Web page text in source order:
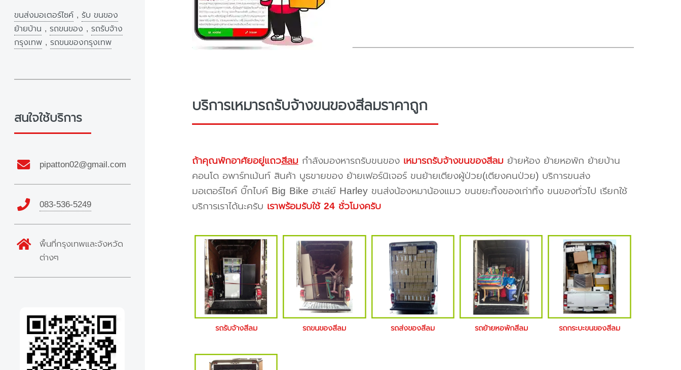
บริการเหมารถรับจ้างขนของสีลมราคาถูก
ถ้าคุณพักอาศัยอยู่แถวสีลมกำลังมองหารถรับขนของ เหมารถรับจ้างขนของสีลม ย้ายห้อง ย้ายหอพัก ย้ายบ้าน
คอนโด อพาร์ทเม้นท์ สินค้า บูธขายของ ย้ายเฟอร์นิเจอร์ ขนย้ายเตียงผู้ป่วย(เตียงคนป่วย) บริการขนส่ง
มอเตอร์ไซค์ บิ๊กไบค์ Big Bike ฮาเล่ย์ Harley ขนส่งน้องหมาน้องแมว ขนขยะทิ้งของเก่าทิ้ง ขนของทั่วไป เรียกใช้
บริการเราได้นะครับ เราพร้อมรับใช้ 24 ชั่วโมงครับ
รถรับจ้างสีลม รถขนของสีลม รถส่งของสีลม รถย้ายหอพักสีลม รถกระบะขนของสีลม
ขนส่งมอเตอร์ไซค์ , รับ ขนของ
ย้ายบ้าน , รถขนของ , รถรับจ้าง
กรุงเทพ , รถขนของกรุงเทพ
สนใจใช้บริการ
pipatton02@gmail.com
083-536-5249
พื้นที่กรุงเทพและจังหวัด
ต่างๆ